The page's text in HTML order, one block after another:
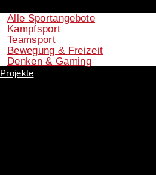
Alle Sportangebote
Kampfsport
Teamsport
Bewegung & Freizeit
Denken & Gaming
Projekte